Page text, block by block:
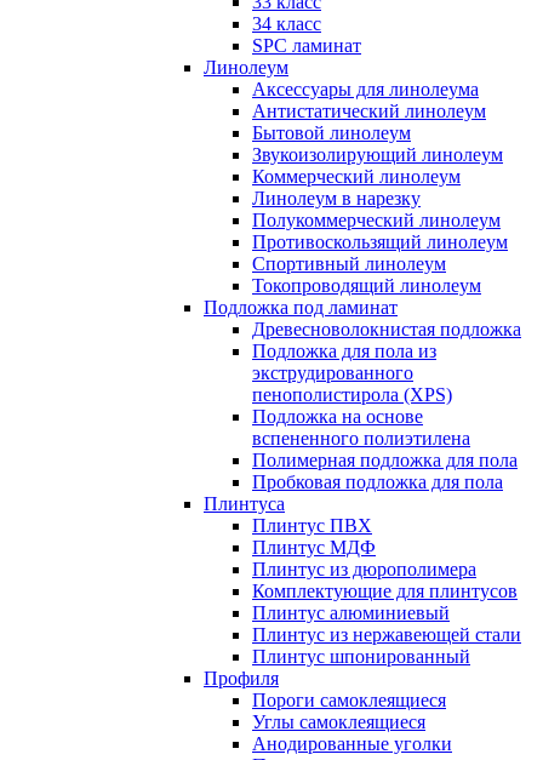
34 класс
SPC ламинат
Линолеум
Аксессуары для линолеума
Антистатический линолеум
Бытовой линолеум
Звукоизолирующий линолеум
Коммерческий линолеум
Линолеум в нарезку
Полукоммерческий линолеум
Противоскользящий линолеум
Спортивный линолеум
Токопроводящий линолеум
Подложка под ламинат
Древесноволокнистая подложка
Подложка для пола из
экструдированного
пенополистирола (XPS)
Подложка на основе
вспененного полиэтилена
Полимерная подложка для пола
Пробковая подложка для пола
Плинтуса
Плинтус ПВХ
Плинтус МДФ
Плинтус из дюрополимера
Комплектующие для плинтусов
Плинтус алюминиевый
Плинтус из нержавеющей стали
Плинтус шпонированный
Профиля
Пороги самоклеящиеся
Углы самоклеящиеся
Анодированные уголки